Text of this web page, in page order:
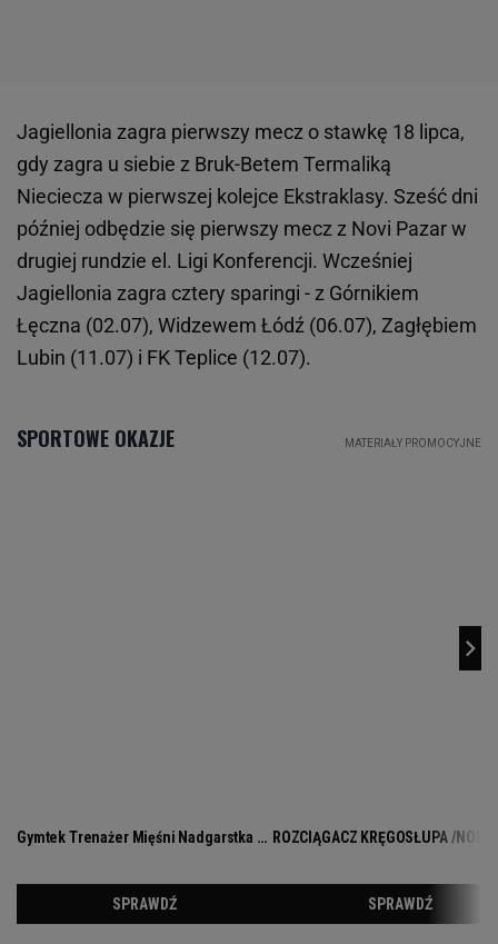
Jagiellonia zagra pierwszy mecz o stawkę 18 lipca,
gdy zagra u siebie z Bruk-Betem Termaliką
Nieciecza w pierwszej kolejce Ekstraklasy. Sześć dni
później odbędzie się pierwszy mecz z Novi Pazar w
drugiej rundzie el. Ligi Konferencji. Wcześniej
Jagiellonia zagra cztery sparingi - z Górnikiem
Łęczna (02.07), Widzewem Łódź (06.07), Zagłębiem
Lubin (11.07) i FK Teplice (12.07).